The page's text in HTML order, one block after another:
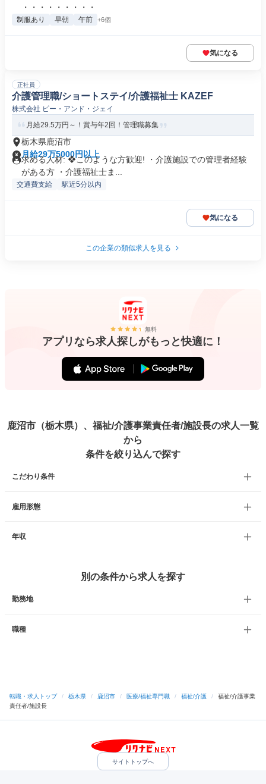
・・・・・・・・・
制服あり 早朝 午前 +6個
気になる
正社員
介護管理職/ショートステイ/介護福祉士 KAZEF
株式会社 ピー・アンド・ジェイ
月給29.5万円～！賞与年2回！管理職募集
栃木県鹿沼市
月給29万5000円以上
求める人材: ❖このような方歓迎! ・介護施設での管理者経験
がある方 ・介護福祉士ま...
交通費支給 駅近5分以内
気になる
この企業の類似求人を見る
無料
アプリなら求人探しがもっと快適に！
鹿沼市（栃木県）、福祉/介護事業責任者/施設長の求人一覧
から
条件を絞り込んで探す
こだわり条件
雇用形態
年収
別の条件から求人を探す
勤務地
職種
転職・求人トップ / 栃木県 / 鹿沼市 / 医療/福祉専門職 / 福祉/介護 /
福祉/介護事業
責任者/施設長
サイトトップへ